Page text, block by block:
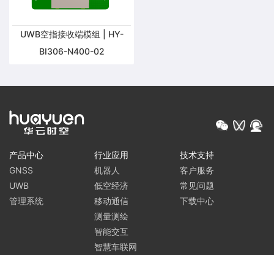
UWB空指接收端模组 | HY-
BI306-N400-02
产品中心
GNSS
UWB
管理系统
行业应用
机器人
低空经济
移动通信
测量测绘
智能交互
智慧车联网
技术支持
客户服务
常见问题
下载中心